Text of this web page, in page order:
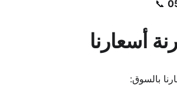
📞
أسعارنا
بالسوق: